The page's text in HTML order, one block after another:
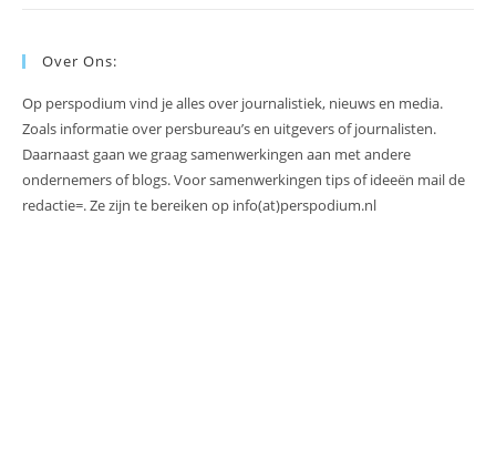
Over Ons:
Op perspodium vind je alles over journalistiek, nieuws en media.
Zoals informatie over persbureau’s en uitgevers of journalisten.
Daarnaast gaan we graag samenwerkingen aan met andere
ondernemers of blogs. Voor samenwerkingen tips of ideeën mail de
redactie=. Ze zijn te bereiken op info(at)perspodium.nl